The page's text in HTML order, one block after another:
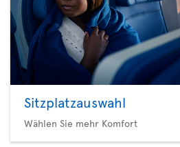
Sitzplatzauswahl
Wählen Sie mehr Komfort